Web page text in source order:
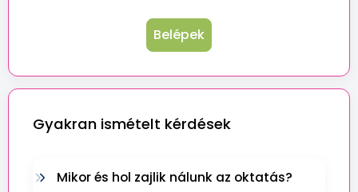
Belépek
Gyakran ismételt kérdések
Mikor és hol zajlik nálunk az oktatás?